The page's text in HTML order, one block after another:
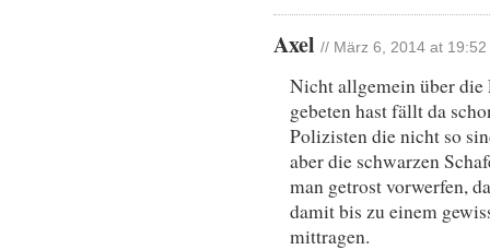
Axel // März 6, 2014 at 19:52
Nicht allgemein über
gebeten hast fällt da
Polizisten die nicht so
aber die schwarzen
man getrost vorwerfen,
damit bis zu einem
mittragen.